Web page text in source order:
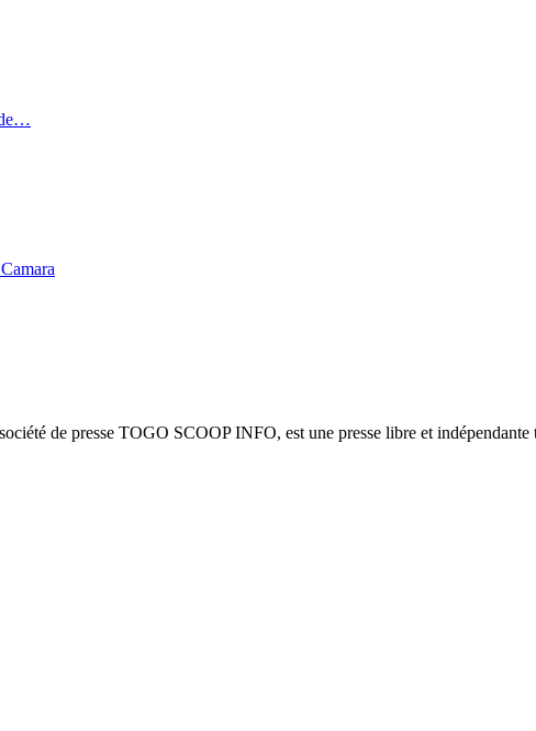
de presse TOGO SCOOP INFO, est une presse libre et